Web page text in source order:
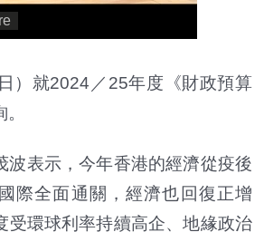
）就2024／25年度《財政預算
波表示，今年香港的經濟從疫後
際全面通關，經濟也回復正增
受環球利率持續高企、地緣政治